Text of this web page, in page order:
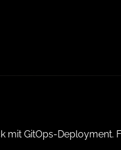
GitOps-Deployment.